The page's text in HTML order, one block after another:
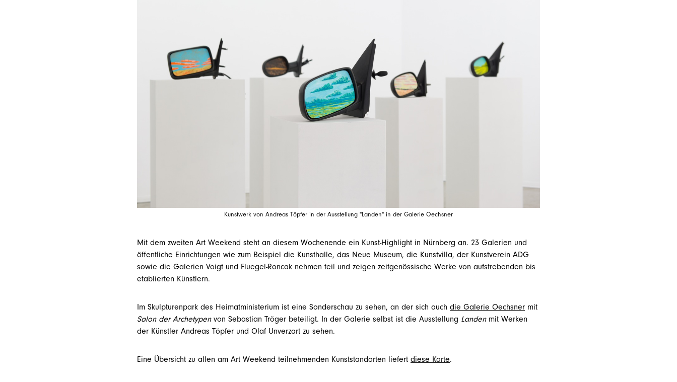
Kunstwerk von Andreas Töpfer in der Ausstellung "Landen" in der Galerie Oechsner
Mit dem zweiten Art Weekend steht an diesem Wochenende ein Kunst-Highlight in Nürnberg an. 23 Galerien und
öffentliche Einrichtungen wie zum Beispiel die Kunsthalle, das Neue Museum, die Kunstvilla, der Kunstverein ADG
sowie die Galerien Voigt und Fluegel-Roncak nehmen teil und zeigen zeitgenössische Werke von aufstrebenden bis
etablierten Künstlern.
Im Skulpturenpark des Heimatministerium ist eine Sonderschau zu sehen, an der sich auch die Galerie Oechsner mit
Salon der Archetypenvon Sebastian Tröger beteiligt. In der Galerie selbst ist die Ausstellung Landenmit Werken
der Künstler Andreas Töpfer und Olaf Unverzart zu sehen.
Eine Übersicht zu allen am Art Weekend teilnehmenden Kunststandorten liefert diese Karte.